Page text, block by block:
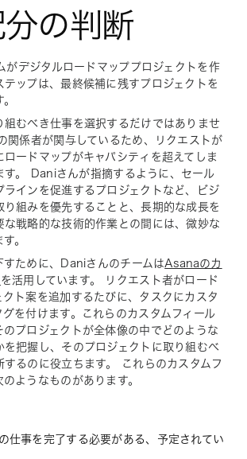
分の判断
がデジタルロードマッププロジェクトを作
テップは、最終候補に残すプロジェクトを
組むべき仕事を選択するだけではありませ
関係者が関与しているため、リクエストが
ードマップがキャパシティを超えてしま
す。 Daniさんが指摘するように、セール
ラインを促進するプロジェクトなど、ビジ
り組みを優先することと、長期的な成長を
な戦略的な技術的作業との間には、微妙な
。
すために、DaniさんのチームはAsanaのカ
を活用しています。 リクエスト者がロード
クト案を追加するたびに、タスクにカスタ
グを付けます。これらのカスタムフィール
のプロジェクトが全体像の中でどのような
を把握し、そのプロジェクトに取り組むべ
するのに役立ちます。 これらのカスタムフ
ようなものがあります。
仕事を完了する必要がある、予定されてい